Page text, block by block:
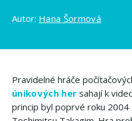
Autor: Hana Šormová
Pravidelné hráče
únikových her sahají k
princip byl poprvé roku 2004